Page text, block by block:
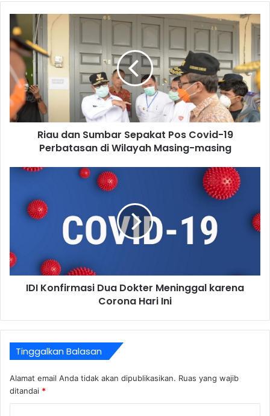
Riau dan Sumbar Sepakat Pos Covid-19
Perbatasan di Wilayah Masing-masing
IDI Konfirmasi Dua Dokter Meninggal karena
Corona Hari Ini
Tinggalkan Balasan
Alamat email Anda tidak akan dipublikasikan. Ruas yang wajib
ditandai *